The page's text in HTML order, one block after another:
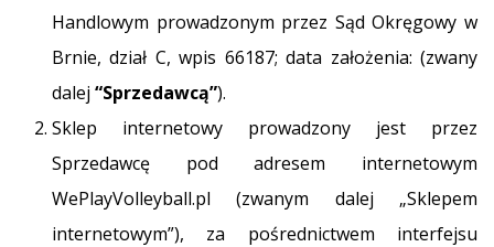
Handlowym prowadzonym przez Sąd Okręgowy w
Brnie, dział C, wpis 66187; data założenia: (zwany
dalej “Sprzedawcą”).
Sklep internetowy prowadzony jest przez
Sprzedawcę pod adresem internetowym
WePlayVolleyball.pl (zwanym dalej „Sklepem
internetowym”), za pośrednictwem interfejsu